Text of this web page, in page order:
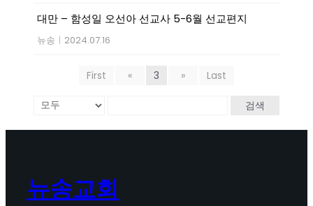
대만 – 함성일 오선아 선교사 5-6월 선교편지
뉴송 | 2024.07.16
First « 3 » Last
검색
뉴송교회